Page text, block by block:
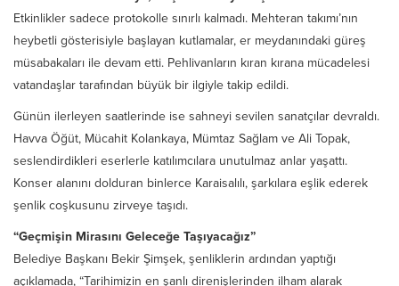
Etkinlikler sadece protokolle sınırlı kalmadı. Mehteran takımı’nın
heybetli gösterisiyle başlayan kutlamalar, er meydanındaki güreş
müsabakaları ile devam etti. Pehlivanların kıran kırana mücadelesi
vatandaşlar tarafından büyük bir ilgiyle takip edildi.
Günün ilerleyen saatlerinde ise sahneyi sevilen sanatçılar devraldı.
Havva Öğüt, Mücahit Kolankaya, Mümtaz Sağlam ve Ali Topak,
seslendirdikleri eserlerle katılımcılara unutulmaz anlar yaşattı.
Konser alanını dolduran binlerce Karaisalılı, şarkılara eşlik ederek
şenlik coşkusunu zirveye taşıdı.
“Geçmişin Mirasını Geleceğe Taşıyacağız”
Belediye Başkanı Bekir Şimşek, şenliklerin ardından yaptığı
açıklamada, “Tarihimizin en şanlı direnişlerinden ilham alarak